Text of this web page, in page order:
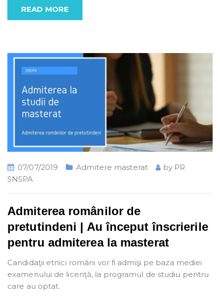
READ MORE
07/07/2019 Admitere masterat by PR
SNSPA
Admiterea românilor de
pretutindeni | Au început înscrierile
pentru admiterea la masterat
Candidaţii etnici români vor fi admişi pe baza mediei
examenului de licenţă, la programul de studiu pentru
care au optat.